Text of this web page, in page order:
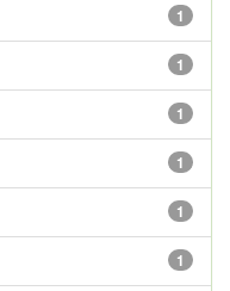
1
1
1
1
1
1